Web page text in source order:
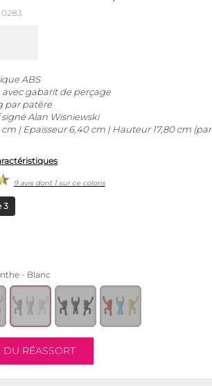
ABS
avec gabarit de perçage
par patère
Alan Wisniewski
| Epaisseur 6,40 cm | Hauteur 17,80 cm (par
9 avis dont 1 sur ce coloris
3
- Blanc